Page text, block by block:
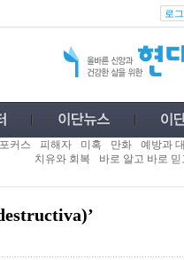
로
포커스 피해자 미혹 만화 예방과
치유와 회복
바로 알고 바로 믿